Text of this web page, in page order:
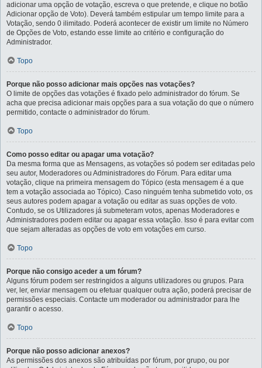
adicionar uma opção de votação, escreva o que pretende, e clique no botão
Adicionar opção de Voto). Deverá também estipular um tempo limite para a
Votação, sendo 0 ilimitado. Poderá acontecer de existir um limite no Número
de Opções de Voto, estando esse limite ao critério e configuração do
Administrador.
Topo
Porque não posso adicionar mais opções nas votações?
O limite de opções das votações é fixado pelo administrador do fórum. Se
acha que precisa adicionar mais opções para a sua votação do que o número
permitido, contacte o administrador do fórum.
Topo
Como posso editar ou apagar uma votação?
Da mesma forma que as Mensagens, as votações só podem ser editadas pelo
seu autor, Moderadores ou Administradores do Fórum. Para editar uma
votação, clique na primeira mensagem do Tópico (esta mensagem é a que
tem a votação associada ao Tópico). Caso ninguém tenha submetido voto, os
seus autores podem apagar a votação ou editar as suas opções de voto.
Contudo, se os Utilizadores já submeteram votos, apenas Moderadores e
Administradores podem editar ou apagar essa votação. Isso é para evitar com
que sejam alteradas as opções de voto em votações em curso.
Topo
Porque não consigo aceder a um fórum?
Alguns fórum podem ser restringidos a alguns utilizadores ou grupos. Para
ver, ler, enviar mensagem ou efetuar qualquer outra ação, poderá precisar de
permissões especiais. Contacte um moderador ou administrador para lhe
garantir o acesso.
Topo
Porque não posso adicionar anexos?
As permissões dos anexos são atribuídas por fórum, por grupo, ou por